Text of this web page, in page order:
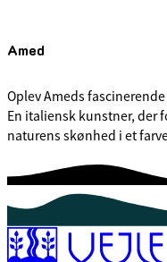
Amed
Oplev Ameds
En italiensk kunstner, der
naturens skønhed i et